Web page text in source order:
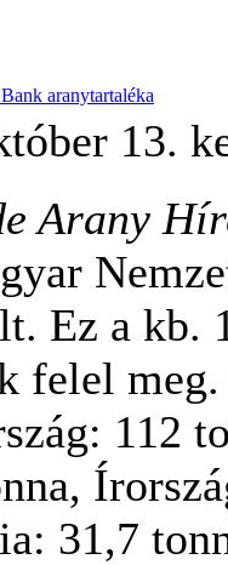
aranytartaléka
13.
Arany
Ez a kb.
felel
112
31,7